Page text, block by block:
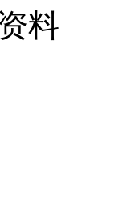
料